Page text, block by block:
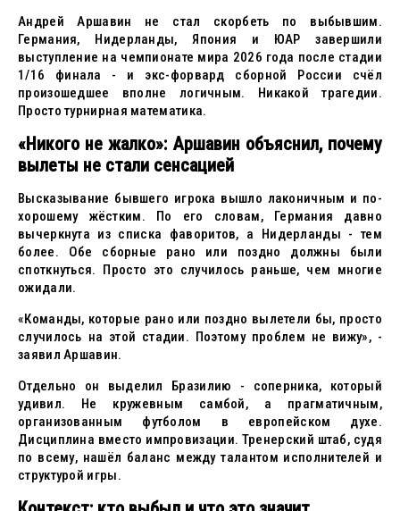
Андрей Аршавин не стал скорбеть по выбывшим.
Германия, Нидерланды, Япония и ЮАР завершили
выступление на чемпионате мира 2026 года после стадии
1/16 финала - и экс-форвард сборной России счёл
произошедшее вполне логичным. Никакой трагедии.
Просто турнирная математика.
«Никого не жалко»: Аршавин объяснил, почему
вылеты не стали сенсацией
Высказывание бывшего игрока вышло лаконичным и по-
хорошему жёстким. По его словам, Германия давно
вычеркнута из списка фаворитов, а Нидерланды - тем
более. Обе сборные рано или поздно должны были
споткнуться. Просто это случилось раньше, чем многие
ожидали.
«Команды, которые рано или поздно вылетели бы, просто
случилось на этой стадии. Поэтому проблем не вижу», -
заявил Аршавин.
Отдельно он выделил Бразилию - соперника, который
удивил. Не кружевным самбой, а прагматичным,
организованным футболом в европейском духе.
Дисциплина вместо импровизации. Тренерский штаб, судя
по всему, нашёл баланс между талантом исполнителей и
структурой игры.